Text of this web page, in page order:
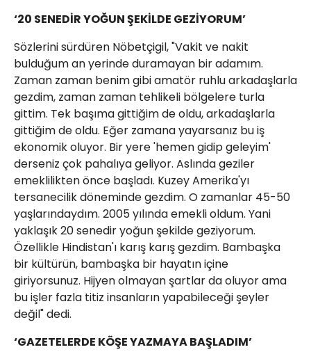
‘20 SENEDİR YOĞUN ŞEKİLDE GEZİYORUM’
Sözlerini sürdüren Nöbetçigil, "Vakit ve nakit
bulduğum an yerinde duramayan bir adamım.
Zaman zaman benim gibi amatör ruhlu arkadaşlarla
gezdim, zaman zaman tehlikeli bölgelere turla
gittim. Tek başıma gittiğim de oldu, arkadaşlarla
gittiğim de oldu. Eğer zamana yayarsanız bu iş
ekonomik oluyor. Bir yere 'hemen gidip geleyim'
derseniz çok pahalıya geliyor. Aslında geziler
emeklilikten önce başladı. Kuzey Amerika'yı
tersanecilik döneminde gezdim. O zamanlar 45-50
yaşlarındaydım. 2005 yılında emekli oldum. Yani
yaklaşık 20 senedir yoğun şekilde geziyorum.
Özellikle Hindistan'ı karış karış gezdim. Bambaşka
bir kültürün, bambaşka bir hayatın içine
giriyorsunuz. Hijyen olmayan şartlar da oluyor ama
bu işler fazla titiz insanların yapabileceği şeyler
değil" dedi.
‘GAZETELERDE KÖŞE YAZMAYA BAŞLADIM’